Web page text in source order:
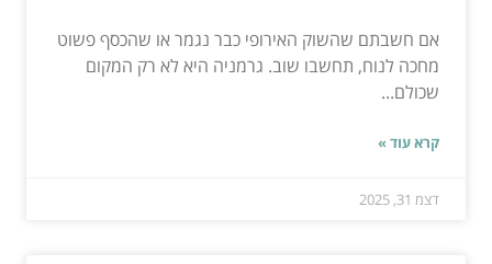
אם חשבתם שהשוק האירופי כבר נגמר או שהכסף פשוט
מחכה לנוח, תחשבו שוב. גרמניה היא לא רק המקום
שכולם...
קרא עוד »
דצמ 31, 2025